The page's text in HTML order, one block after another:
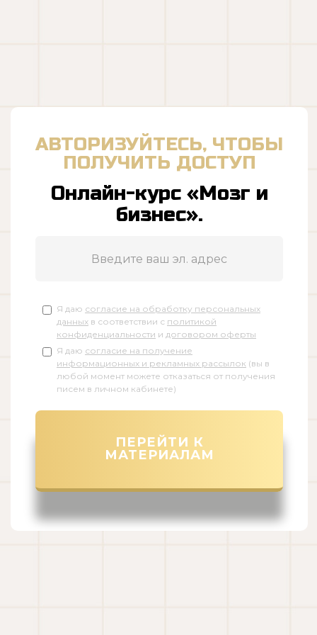
АВТОРИЗУЙТЕСЬ, ЧТОБЫ
ПОЛУЧИТЬ ДОСТУП
Онлайн-курс «Мозг и
бизнес».
Я даю согласие на обработку персональных
данных в соответствии с политикой
конфиденциальности и договором оферты
Я даю согласие на получение
информационных и рекламных рассылок (вы в
любой момент можете отказаться от получения
писем в личном кабинете)
ПЕРЕЙТИ К
МАТЕРИАЛАМ